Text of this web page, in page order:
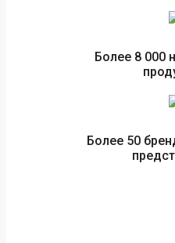
Более 8 000
Более 50